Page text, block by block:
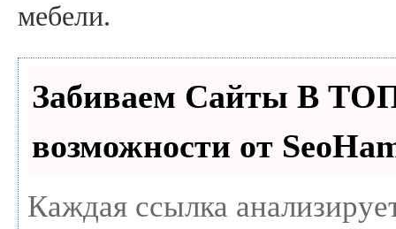
мебели.
Забиваем Сайты В
возможности от
Каждая ссылка